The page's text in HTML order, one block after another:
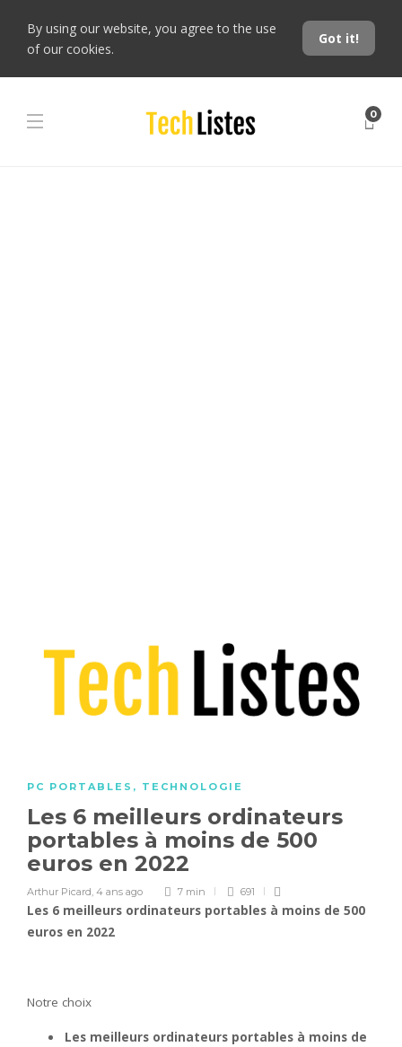
By using our website, you agree to the use
of our cookies.
Got it!
0
PC PORTABLES , TECHNOLOGIE
Les 6 meilleurs ordinateurs
portables à moins de 500
euros en 2022
Arthur Picard, 4 ans ago 7 min 691
Les 6 meilleurs ordinateurs portables à moins de 500
euros en 2022
Notre choix
Les meilleurs ordinateurs portables à moins de